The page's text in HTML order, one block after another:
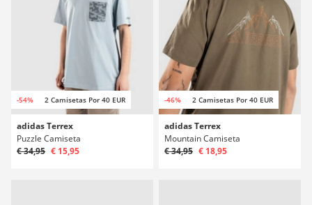
-54% 2 Camisetas Por 40 EUR
adidas Terrex
Puzzle Camiseta
€ 34,95 € 15,95
-46% 2 Camisetas Por 40 EUR
adidas Terrex
Mountain Camiseta
€ 34,95 € 18,95